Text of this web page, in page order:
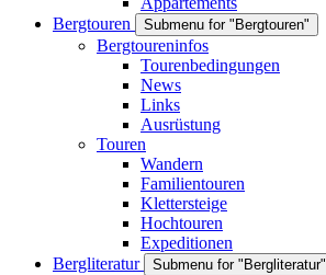
Bergtouren
Submenu for "Bergtouren"
Bergtoureninfos
Tourenbedingungen
News
Links
Ausrüstung
Touren
Wandern
Familientouren
Klettersteige
Hochtouren
Expeditionen
Bergliteratur
Submenu for "Bergliteratur"